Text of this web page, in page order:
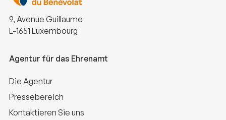
9, Avenue Guillaume
L-1651 Luxembourg
Agentur für das Ehrenamt
Die Agentur
Pressebereich
Kontaktieren Sie uns